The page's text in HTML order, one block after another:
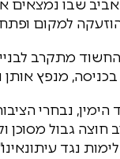
למקום
מתקרב
מנפץ
נבחרי
גבול
נגד